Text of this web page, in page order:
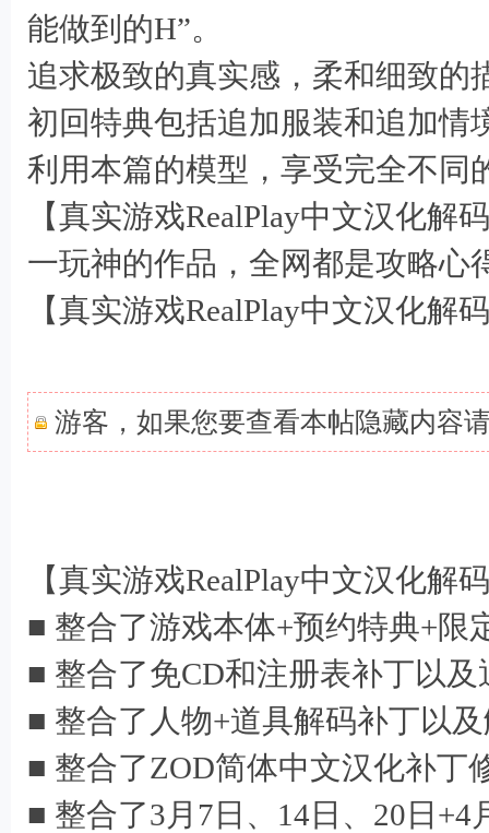
能做到的H”。
追求极致的真实感，柔和细致的
初回特典包括追加服装和追加情
利用本篇的模型，享受完全不同
【真实游戏RealPlay中文汉化解
一玩神的作品，全网都是攻略
【真实游戏RealPlay中文汉化解
游客，如果您要查看本帖隐藏内容
【真实游戏RealPlay中文汉化解
■ 整合了游戏本体+预约特典+限
■ 整合了免CD和注册表补丁以及
■ 整合了人物+道具解码补丁以
■ 整合了ZOD简体中文汉化补丁
■ 整合了3月7日、14日、20日+4